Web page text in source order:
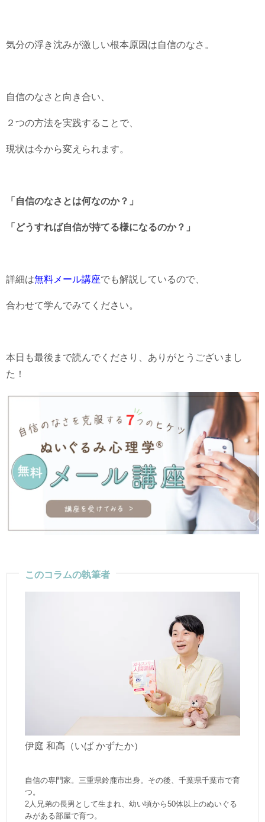
気分の浮き沈みが激しい根本原因は自信のなさ。
自信のなさと向き合い、
２つの方法を実践することで、
現状は今から変えられます。
「自信のなさとは何なのか？」
「どうすれば自信が持てる様になるのか？」
詳細は無料メール講座でも解説しているので、
合わせて学んでみてください。
本日も最後まで読んでくださり、ありがとうございまし
た！
このコラムの執筆者
伊庭 和高（いば かずたか）
自信の専門家。三重県鈴鹿市出身。その後、千葉県千葉市で育
つ。
2人兄弟の長男として生まれ、幼い頃から50体以上のぬいぐる
みがある部屋で育つ。